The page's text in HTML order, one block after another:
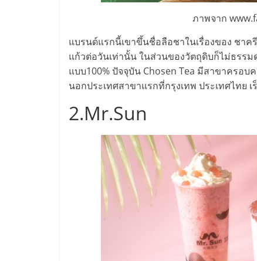
รน
ไชส์
แฟ
ไชส์
ขาย
ภาพจาก
แบรนด์แรกนี้เขาขึ้นชื่อลือชาในเรื่องของ ชาค
แก้วต่อวันเท่านั้น ในส่วนของวัตถุดิบก็ไม่ธรรม
แบบ100% ปัจจุบัน Chosen Tea มีสาขาครอ
นอกประเทศสาขาแรกที่กรุงเทพ ประเทศไทย เ
2.Mr.Sun